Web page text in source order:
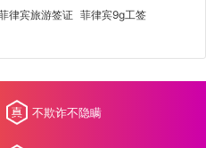
律宾旅游签证 菲律宾9g工签
不欺诈不隐瞒